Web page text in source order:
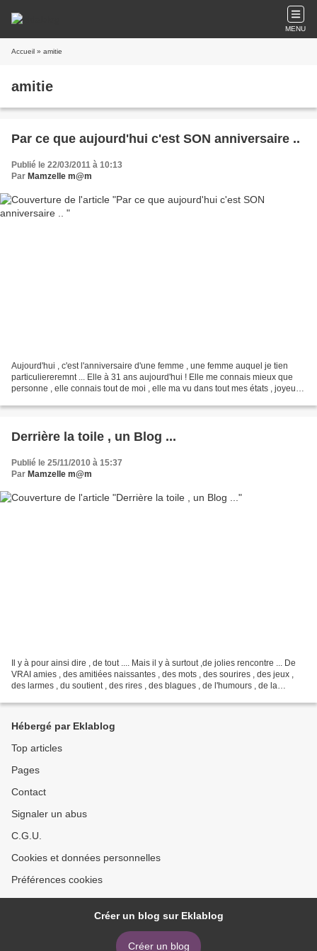
MENU
Accueil » amitie
amitie
Par ce que aujourd'hui c'est SON anniversaire ..
Publié le 22/03/2011 à 10:13
Par Mamzelle m@m
Aujourd'hui , c'est l'anniversaire d'une femme , une femme auquel je tien
particuliereremnt ... Elle à 31 ans aujourd'hui ! Elle me connais mieux que
personne , elle connais tout de moi , elle ma vu dans tout mes états , joyeuse
Derrière la toile , un Blog ...
Publié le 25/11/2010 à 15:37
Par Mamzelle m@m
Il y à pour ainsi dire , de tout .... Mais il y à surtout ,de jolies rencontre ... De
VRAI amies , des amitiées naissantes , des mots , des sourires , des jeux ,
des larmes , du soutient , des rires , des blagues , de l'humours , de la
Hébergé par Eklablog
Top articles
Pages
Contact
Signaler un abus
C.G.U.
Cookies et données personnelles
Préférences cookies
Créer un blog sur Eklablog
Créer un blog